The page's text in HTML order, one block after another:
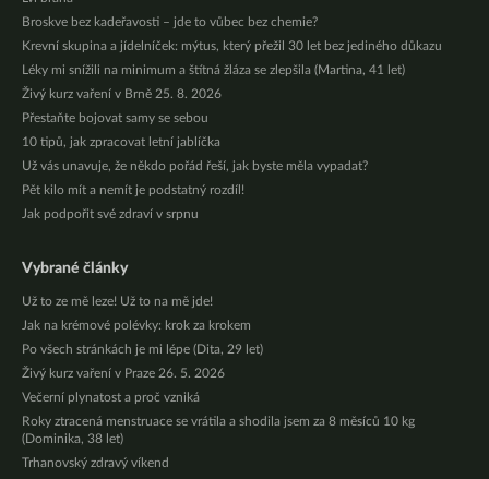
Broskve bez kadeřavosti – jde to vůbec bez chemie?
Krevní skupina a jídelníček: mýtus, který přežil 30 let bez jediného důkazu
Léky mi snížili na minimum a štítná žláza se zlepšila (Martina, 41 let)
Živý kurz vaření v Brně 25. 8. 2026
Přestaňte bojovat samy se sebou
10 tipů, jak zpracovat letní jablíčka
Už vás unavuje, že někdo pořád řeší, jak byste měla vypadat?
Pět kilo mít a nemít je podstatný rozdíl!
Jak podpořit své zdraví v srpnu
Vybrané články
Už to ze mě leze! Už to na mě jde!
Jak na krémové polévky: krok za krokem
Po všech stránkách je mi lépe (Dita, 29 let)
Živý kurz vaření v Praze 26. 5. 2026
Večerní plynatost a proč vzniká
Roky ztracená menstruace se vrátila a shodila jsem za 8 měsíců 10 kg
(Dominika, 38 let)
Trhanovský zdravý víkend